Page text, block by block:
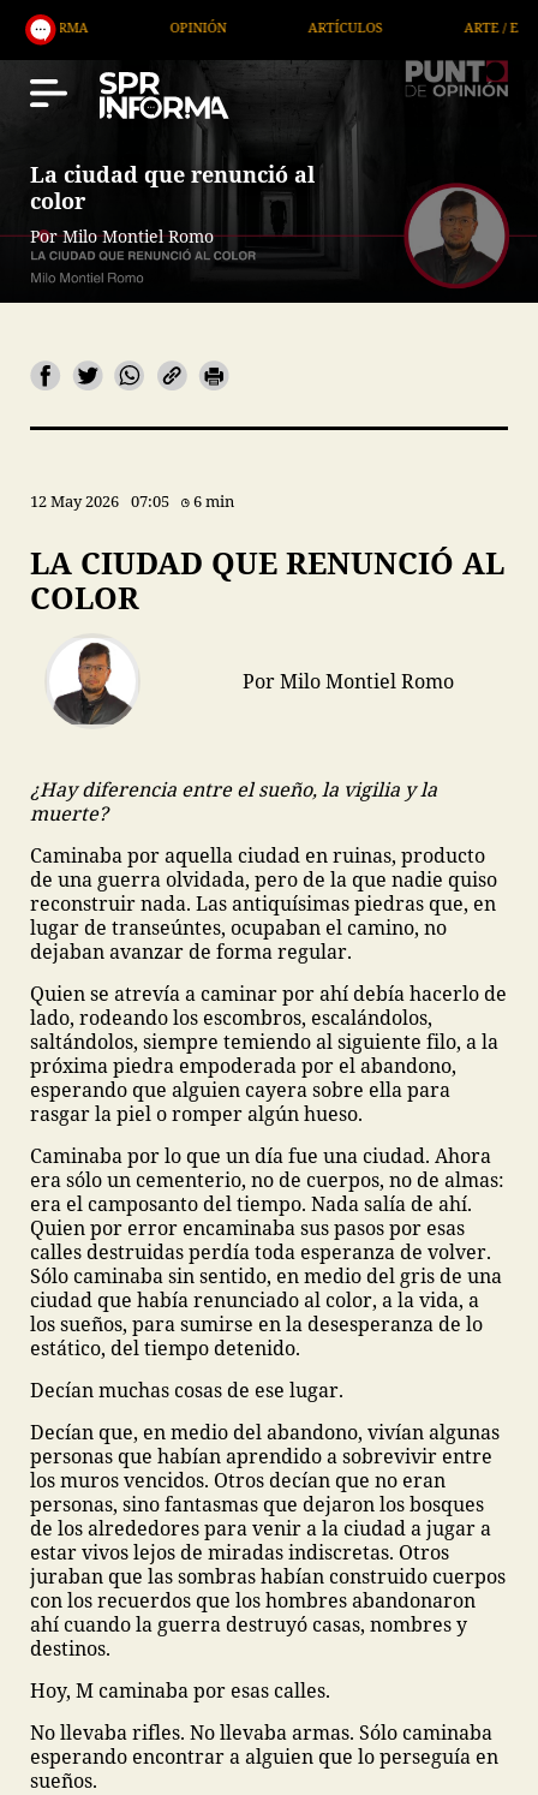
OPINIÓN ARTÍCULOS ARTE / ENTRETENIMIENTO
La ciudad que renunció al
color
Por Milo Montiel Romo
12 May 2026 07:05 6 min
LA CIUDAD QUE RENUNCIÓ AL
COLOR
Por Milo Montiel Romo
¿Hay diferencia entre el sueño, la vigilia y la
muerte?
Caminaba por aquella ciudad en ruinas, producto
de una guerra olvidada, pero de la que nadie quiso
reconstruir nada. Las antiquísimas piedras que, en
lugar de transeúntes, ocupaban el camino, no
dejaban avanzar de forma regular.
Quien se atrevía a caminar por ahí debía hacerlo de
lado, rodeando los escombros, escalándolos,
saltándolos, siempre temiendo al siguiente filo, a la
próxima piedra empoderada por el abandono,
esperando que alguien cayera sobre ella para
rasgar la piel o romper algún hueso.
Caminaba por lo que un día fue una ciudad. Ahora
era sólo un cementerio, no de cuerpos, no de almas:
era el camposanto del tiempo. Nada salía de ahí.
Quien por error encaminaba sus pasos por esas
calles destruidas perdía toda esperanza de volver.
Sólo caminaba sin sentido, en medio del gris de una
ciudad que había renunciado al color, a la vida, a
los sueños, para sumirse en la desesperanza de lo
estático, del tiempo detenido.
Decían muchas cosas de ese lugar.
Decían que, en medio del abandono, vivían algunas
personas que habían aprendido a sobrevivir entre
los muros vencidos. Otros decían que no eran
personas, sino fantasmas que dejaron los bosques
de los alrededores para venir a la ciudad a jugar a
estar vivos lejos de miradas indiscretas. Otros
juraban que las sombras habían construido cuerpos
con los recuerdos que los hombres abandonaron
ahí cuando la guerra destruyó casas, nombres y
destinos.
Hoy, M caminaba por esas calles.
No llevaba rifles. No llevaba armas. Sólo caminaba
esperando encontrar a alguien que lo perseguía en
sueños.